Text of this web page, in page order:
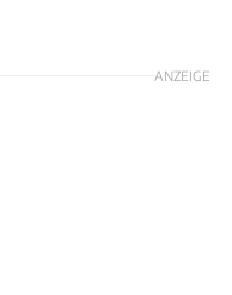
ANZEIGE